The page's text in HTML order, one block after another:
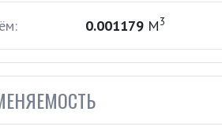
0.001179 М3